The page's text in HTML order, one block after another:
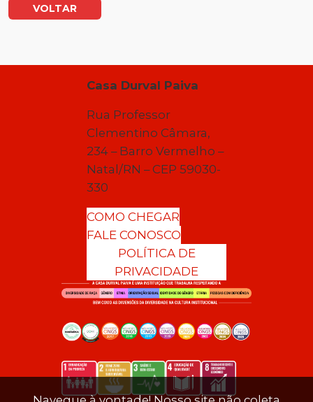
VOLTAR
Casa Durval Paiva
Rua Professor
Clementino Câmara,
234 – Barro Vermelho –
Natal/RN – CEP 59030-
330
COMO CHEGAR
FALE CONOSCO
POLÍTICA DE
PRIVACIDADE